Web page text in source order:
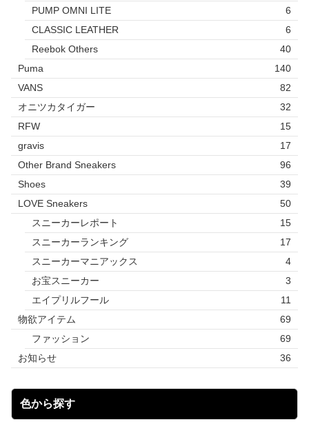
PUMP OMNI LITE
6
CLASSIC LEATHER
6
Reebok Others
40
Puma
140
VANS
82
オニツカタイガー
32
RFW
15
gravis
17
Other Brand Sneakers
96
Shoes
39
LOVE Sneakers
50
スニーカーレポート
15
スニーカーランキング
17
スニーカーマニアックス
4
お宝スニーカー
3
エイプリルフール
11
物欲アイテム
69
ファッション
69
お知らせ
36
色から探す